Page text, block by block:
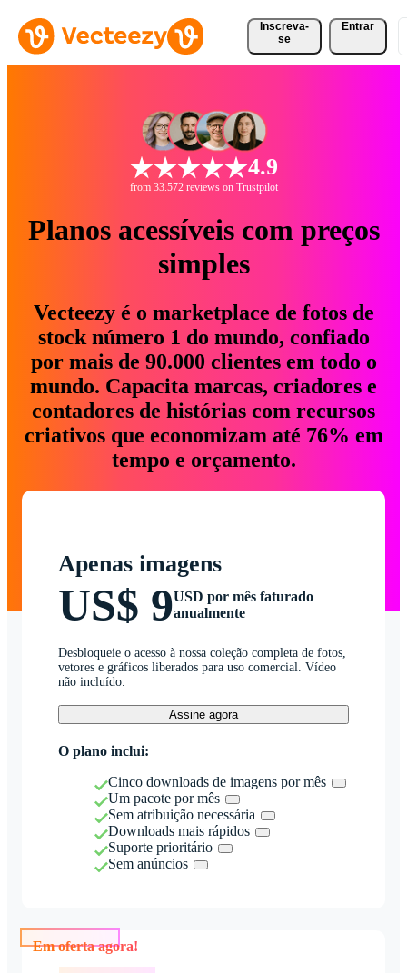
Inscreva-
se
Entrar
4.9
from 33.572 reviews on Trustpilot
Planos acessíveis com preços
simples
Vecteezy é o marketplace de fotos de
stock número 1 do mundo, confiado
por mais de 90.000 clientes em todo o
mundo. Capacita marcas, criadores e
contadores de histórias com recursos
criativos que economizam até 76% em
tempo e orçamento.
Apenas imagens
US$ 9USD por mês faturado
anualmente
Desbloqueie o acesso à nossa coleção completa de fotos,
vetores e gráficos liberados para uso comercial. Vídeo
não incluído.
Assine agora
O plano inclui:
Cinco downloads de imagens por mês
Um pacote por mês
Sem atribuição necessária
Downloads mais rápidos
Suporte prioritário
Sem anúncios